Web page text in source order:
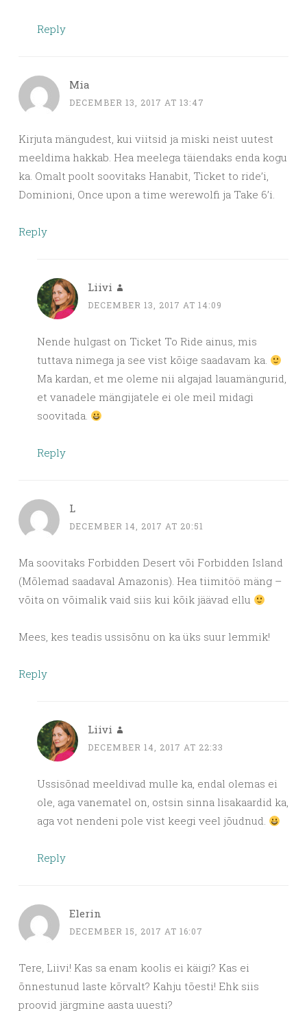
Reply
Mia
DECEMBER 13, 2017 AT 13:47
Kirjuta mängudest, kui viitsid ja miski neist uutest
meeldima hakkab. Hea meelega täiendaks enda kogu
ka. Omalt poolt soovitaks Hanabit, Ticket to ride’i,
Dominioni, Once upon a time werewolfi ja Take 6’i.
Reply
Liivi
DECEMBER 13, 2017 AT 14:09
Nende hulgast on Ticket To Ride ainus, mis
tuttava nimega ja see vist kõige saadavam ka.
Ma kardan, et me oleme nii algajad lauamängurid,
et vanadele mängijatele ei ole meil midagi
soovitada.
Reply
L
DECEMBER 14, 2017 AT 20:51
Ma soovitaks Forbidden Desert või Forbidden Island
(Mõlemad saadaval Amazonis). Hea tiimitöö mäng –
võita on võimalik vaid siis kui kõik jäävad ellu
Mees, kes teadis ussisõnu on ka üks suur lemmik!
Reply
Liivi
DECEMBER 14, 2017 AT 22:33
Ussisõnad meeldivad mulle ka, endal olemas ei
ole, aga vanematel on, ostsin sinna lisakaardid ka,
aga vot nendeni pole vist keegi veel jõudnud.
Reply
Elerin
DECEMBER 15, 2017 AT 16:07
Tere, Liivi! Kas sa enam koolis ei käigi? Kas ei
õnnestunud laste kõrvalt? Kahju tõesti! Ehk siis
proovid järgmine aasta uuesti?